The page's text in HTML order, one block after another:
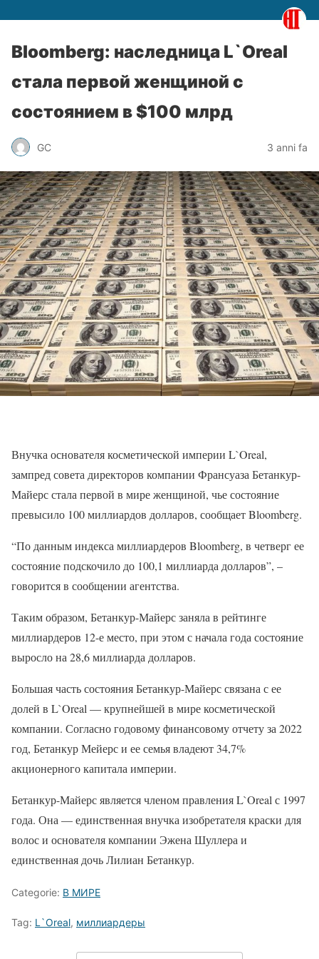
Bloomberg: наследница L`Oreal
стала первой женщиной с
состоянием в $100 млрд
GC 3 anni fa
Внучка основателя косметической империи L`Oreal,
зампред совета директоров компании Франсуаза Бетанкур-
Майерс стала первой в мире женщиной, чье состояние
превысило 100 миллиардов долларов, сообщает Bloomberg.
“По данным индекса миллиардеров Bloomberg, в четверг ее
состояние подскочило до 100,1 миллиарда долларов”, –
говорится в сообщении агентства.
Таким образом, Бетанкур-Майерс заняла в рейтинге
миллиардеров 12-е место, при этом с начала года состояние
выросло на 28,6 миллиарда долларов.
Большая часть состояния Бетанкур-Майерс связана с ее
долей в L`Oreal — крупнейшей в мире косметической
компании. Согласно годовому финансовому отчету за 2022
год, Бетанкур Мейерс и ее семья владеют 34,7%
акционерного капитала империи.
Бетанкур-Майерс является членом правления L`Oreal с 1997
года. Она — единственная внучка изобретателя краски для
волос и основателя компании Эжена Шуллера и
единственная дочь Лилиан Бетанкур.
Categorie: В МИРЕ
Tag: L`Oreal, миллиардеры